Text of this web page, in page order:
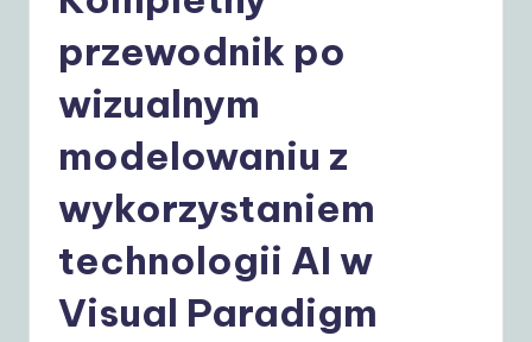
przewodnik po
wizualnym
modelowaniu z
wykorzystaniem
technologii AI w
Visual Paradigm